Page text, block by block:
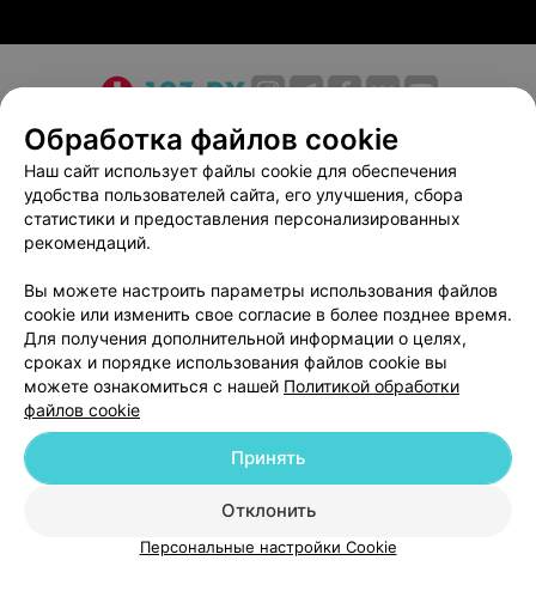
О проекте Новости проекта
Размещение рекламы
Медицинский маркетинг
Публичный договор
Пользовательское соглашение
Способы оплаты
Вакансии
Партнеры
Написать в поддержку
Персональные настройки cookie
Обработка персональных данных
г. Минск, улица Толбухина, 2, пом. 16 | help@103.by
ВЫ ВЛАДЕЛЕЦ?
Обработка файлов cookie
Наш сайт использует файлы cookie для обеспечения
удобства пользователей сайта, его улучшения, сбора
статистики и предоставления персонализированных
рекомендаций.
Вы можете настроить параметры использования файлов
cookie или изменить свое согласие в более позднее время.
Для получения дополнительной информации о целях,
сроках и порядке использования файлов cookie вы
можете ознакомиться с нашей Политикой обработки
файлов cookie
Отклонить
Принять
Персональные настройки Cookie